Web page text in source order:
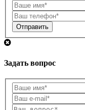
Отправить
Задать вопрос